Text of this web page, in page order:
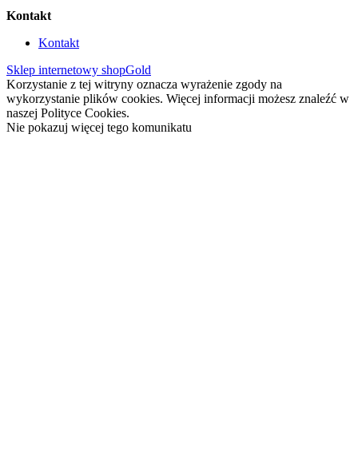
Kontakt
Kontakt
Sklep internetowy shopGold
Korzystanie z tej witryny oznacza wyrażenie zgody na
wykorzystanie plików cookies. Więcej informacji możesz znaleźć w
naszej Polityce Cookies.
Nie pokazuj więcej tego komunikatu